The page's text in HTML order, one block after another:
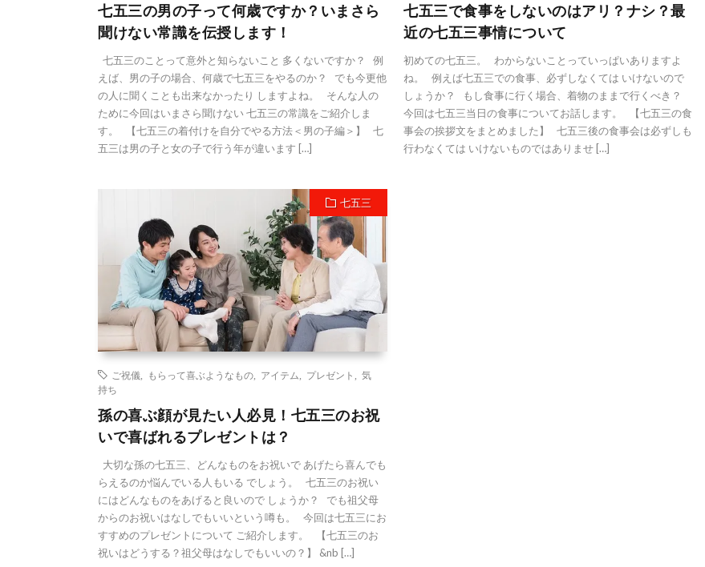
七五三の男の子って何歳ですか？いまさら
聞けない常識を伝授します！
七五三のことって意外と知らないこと 多くないですか？ 例
えば、男の子の場合、何歳で七五三をやるのか？ でも今更他
の人に聞くことも出来なかったり しますよね。 そんな人の
ために今回はいまさら聞けない 七五三の常識をご紹介しま
す。 【七五三の着付けを自分でやる方法＜男の子編＞】 七
五三は男の子と女の子で行う年が違います […]
七五三で食事をしないのはアリ？ナシ？最
近の七五三事情について
初めての七五三。 わからないことっていっぱいありますよ
ね。 例えば七五三での食事、必ずしなくては いけないので
しょうか？ もし食事に行く場合、着物のままで行くべき？
今回は七五三当日の食事についてお話します。 【七五三の食
事会の挨拶文をまとめました】 七五三後の食事会は必ずしも
行わなくては いけないものではありませ […]
七五三
ご祝儀 もらって喜ぶようなもの アイテム プレゼント
気
持ち
孫の喜ぶ顔が見たい人必見！七五三のお祝
いで喜ばれるプレゼントは？
大切な孫の七五三、どんなものをお祝いで あげたら喜んでも
らえるのか悩んでいる人もいる でしょう。 七五三のお祝い
にはどんなものをあげると良いので しょうか？ でも祖父母
からのお祝いはなしでもいいという噂も。 今回は七五三にお
すすめのプレゼントについて ご紹介します。 【七五三のお
祝いはどうする？祖父母はなしでもいいの？】 &nb […]